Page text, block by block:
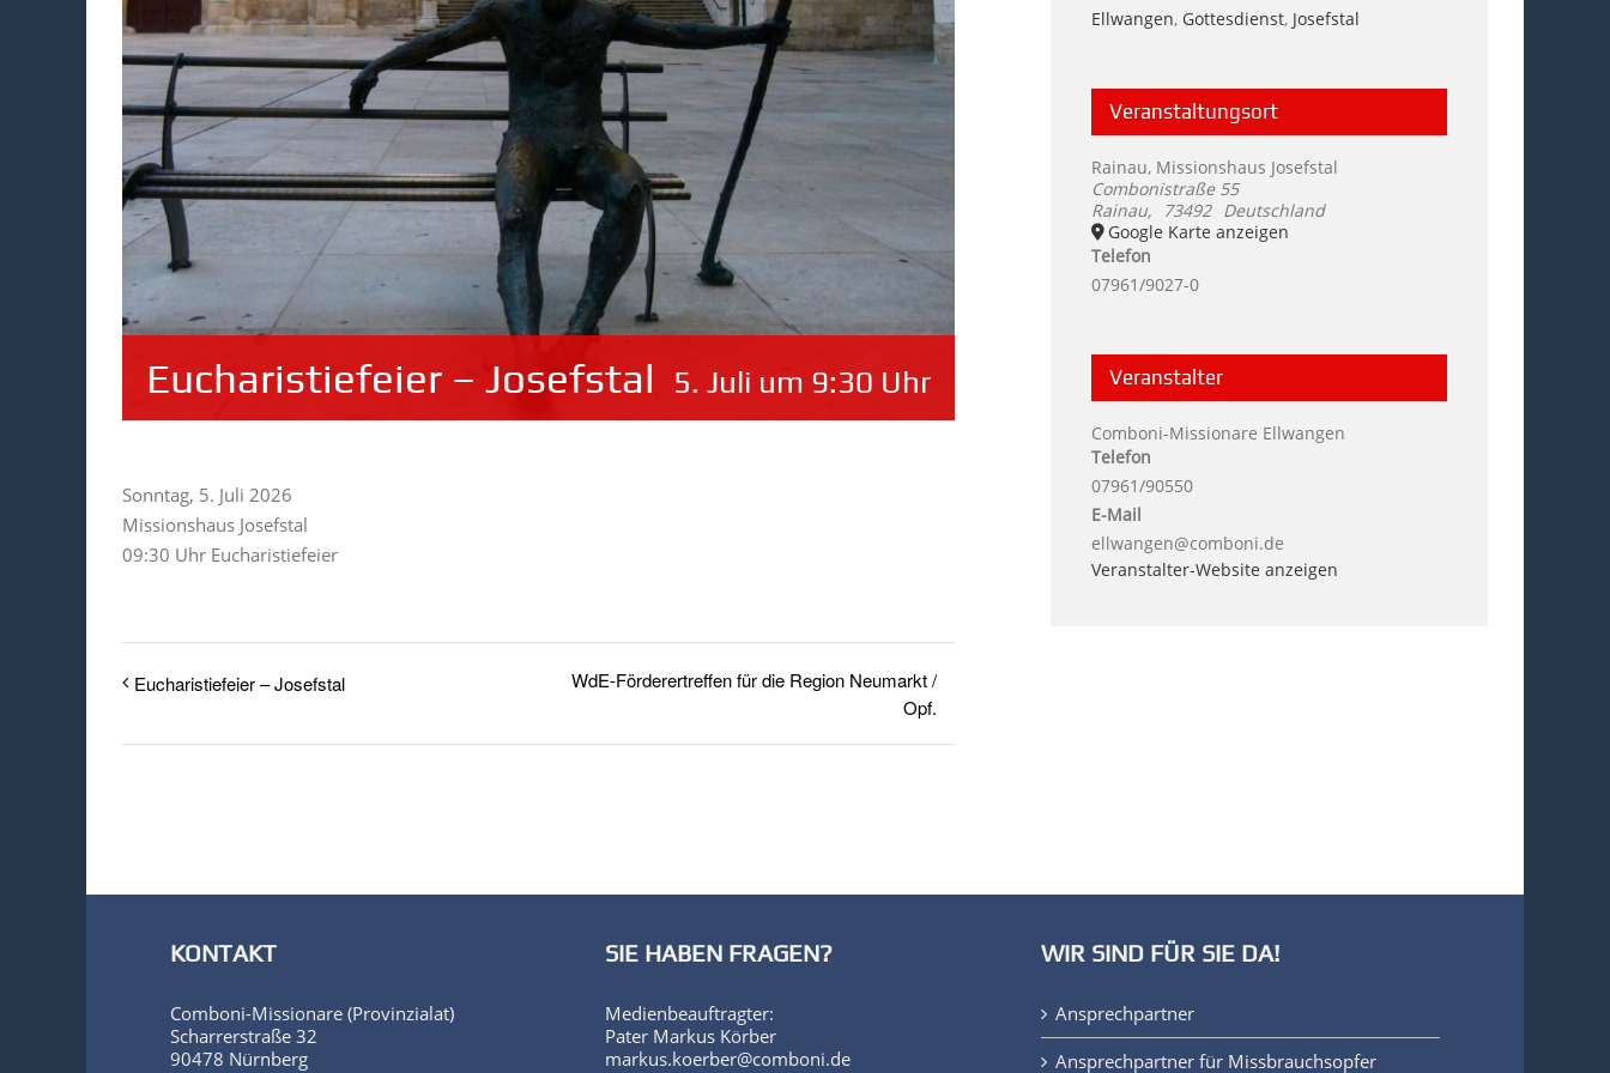
Eucharistiefeier – Josefstal 5. Juli um 9:30 Uhr
Sonntag, 5. Juli 2026
Missionshaus Josefstal
09:30 Uhr Eucharistiefeier
Eucharistiefeier – Josefstal
WdE-Förderertreffen für die Region Neumarkt /
Opf.
Ellwangen, Gottesdienst, Josefstal
Veranstaltungsort
Rainau, Missionshaus Josefstal
Combonistraße 55
Rainau, 73492 Deutschland
Google Karte anzeigen
Telefon
07961/9027-0
Veranstalter
Comboni-Missionare Ellwangen
Telefon
07961/90550
E-Mail
ellwangen@comboni.de
Veranstalter-Website anzeigen
KONTAKT
Comboni-Missionare (Provinzialat)
Scharrerstraße 32
90478 Nürnberg
SIE HABEN FRAGEN?
Medienbeauftragter:
Pater Markus Körber
markus.koerber@comboni.de
WIR SIND FÜR SIE DA!
Ansprechpartner
Ansprechpartner für Missbrauchsopfer